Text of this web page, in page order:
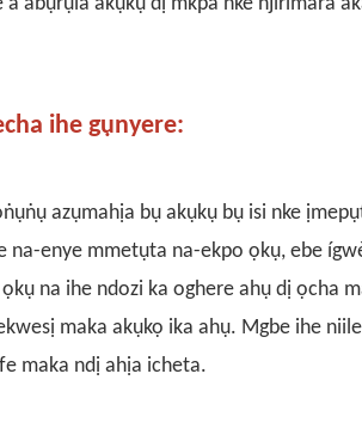
ihe gụnyere:
azụmahịa bụ akụkụ bụ isi nke
na-enye mmetụta na-ekpo ọkụ, ebe
na ihe ndozi ka oghere ahụ dị ọcha
maka akụkọ ika ahụ. Mgbe ihe
maka ndị ahịa icheta.